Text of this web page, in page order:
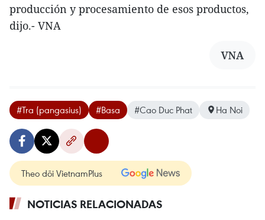
producción y procesamiento de esos productos,
dijo.- VNA
VNA
#Tra (pangasius) #Basa #Cao Duc Phat Ha Noi
Theo dõi VietnamPlus
NOTICIAS RELACIONADAS